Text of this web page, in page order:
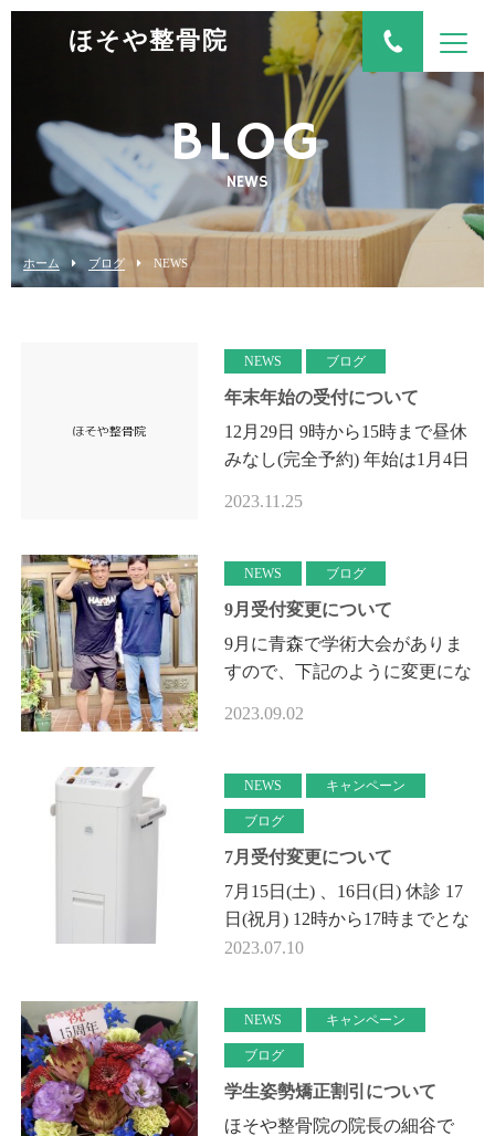
ほそや整骨院
BLOG
NEWS
ホーム ブログ NEWS
NEWS ブログ
年末年始の受付について
12月29日 9時から15時まで昼休
みなし(完全予約) 年始は1月4日
電…
2023.11.25
NEWS ブログ
9月受付変更について
9月に青森で学術大会がありま
すので、下記のように変更にな
診…
2023.09.02
NEWS キャンペーン
ブログ
7月受付変更について
7月15日(土) 、16日(日) 休診 17
日(祝月) 12時から17時までとな
ります。 宜しくお願いいたし
2023.07.10
NEWS キャンペーン
ブログ
学生姿勢矯正割引について
ほそや整骨院の院長の細谷で